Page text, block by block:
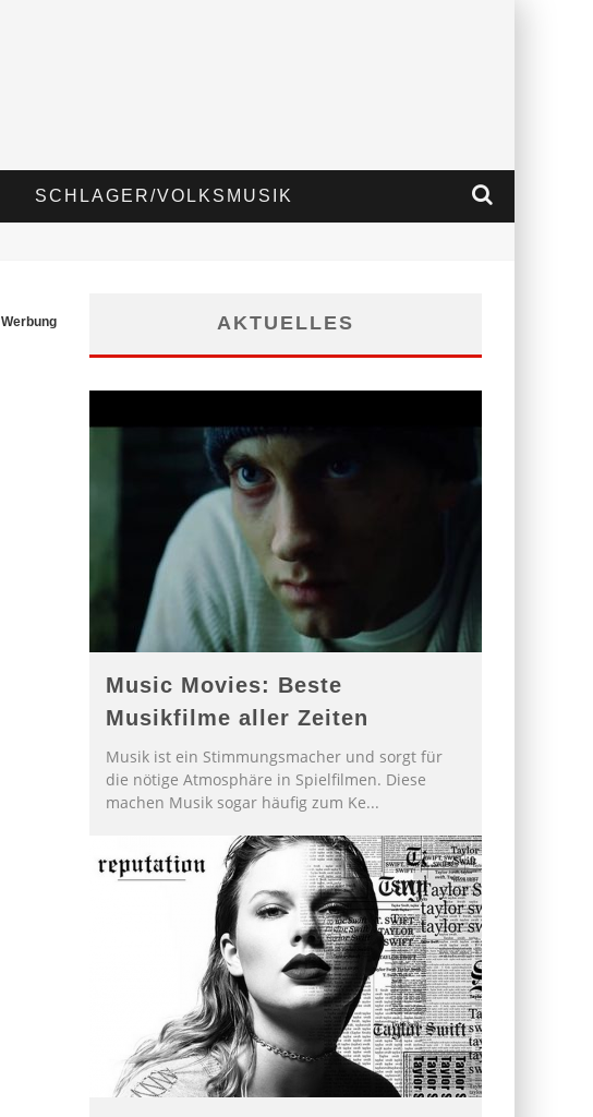
SCHLAGER/VOLKSMUSIK
Werbung AKTUELLES
Music Movies: Beste
Musikfilme aller Zeiten
Musik ist ein Stimmungsmacher und sorgt für
die nötige Atmosphäre in Spielfilmen. Diese
machen Musik sogar häufig zum Ke...